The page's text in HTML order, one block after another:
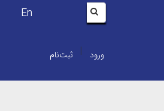
En
ورود | ثبت‌نام